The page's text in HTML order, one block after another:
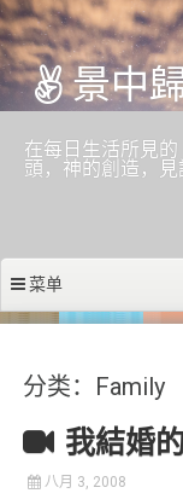
跳至内容
景中
在每日生活所見
頭，神的創造，
菜单
分类：Family
我結婚
八月 3, 2008